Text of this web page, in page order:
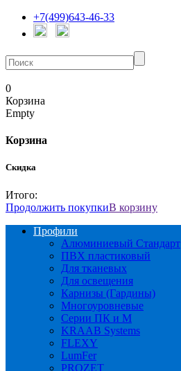
+7(499)643-46-33
0
Корзина
Empty
Корзина
Скидка
Итого:
Продолжить покупкиВ корзину
Профили
Алюминиевый Стандарт
ПВХ пластиковый
Для тканевых
Для освещения
Карнизы (Гардины)
Многоуровневые
Серии ПК и М
KRAAB Systems
FLEXY
LumFer
PROZET